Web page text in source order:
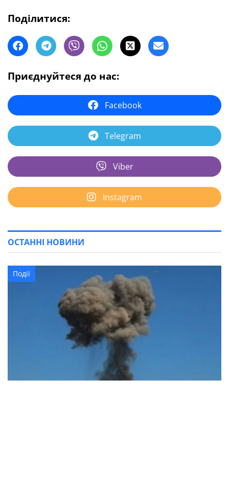
Поділитися:
Приєднуйтеся до нас:
Facebook
Telegram
Viber
Instagram
ОСТАННІ НОВИНИ
Події